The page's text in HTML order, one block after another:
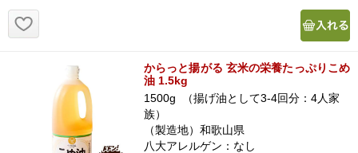
からっと揚がる 玄米の栄養たっぷりこめ
油 1.5kg
1500g （揚げ油として3-4回分：4人家
族）
（製造地）和歌山県
八大アレルゲン：なし